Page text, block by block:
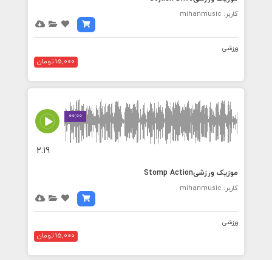
کاربر: mihanmusic
ورزشی
15,000 تومان
00:00
2:19
موزیک ورزشیStomp Action
کاربر: mihanmusic
ورزشی
15,000 تومان